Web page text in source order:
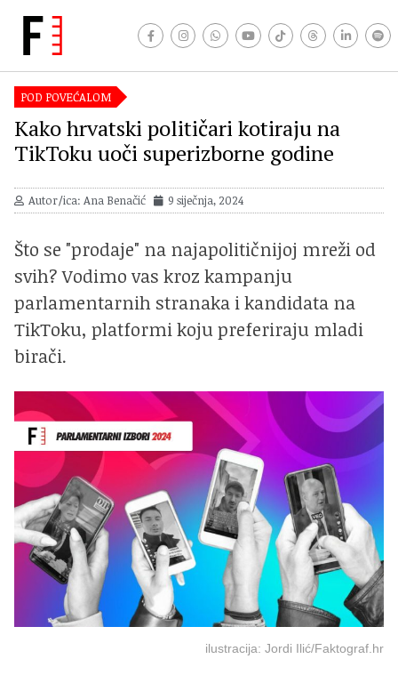
POD POVEĆALOM
Kako hrvatski političari kotiraju na
TikToku uoči superizborne godine
Autor/ica: Ana Benačić 9 siječnja, 2024
Što se "prodaje" na najapolitičnijoj mreži od
svih? Vodimo vas kroz kampanju
parlamentarnih stranaka i kandidata na
TikToku, platformi koju preferiraju mladi
birači.
ilustracija: Jordi Ilić/Faktograf.hr